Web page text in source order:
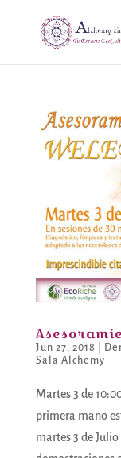
Jun 27, 2018
Sala Alchemy
Martes 3 de
primera mano
martes 3 de